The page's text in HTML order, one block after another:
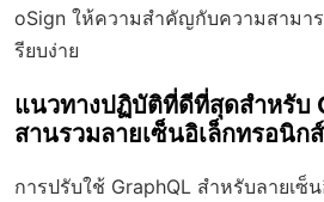
oSign ให้ความสำคัญกับความสามา
รียบง่าย
แนวทางปฏิบัติที่ดีที่สุดสำหรับ
สานรวมลายเซ็นอิเล็กทรอนิกส์
การปรับใช้ GraphQL สำหรับลายเซ็